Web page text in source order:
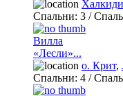
Спальни: 3 /
Вилла
«Лесли»...
о. Крит,
Спальни: 4 /